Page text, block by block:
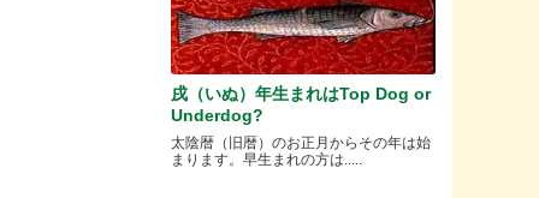
戌（いぬ）年生まれはTop Dog or
Underdog?
太陰暦（旧暦）のお正月からその年は始
まります。早生まれの方は.....